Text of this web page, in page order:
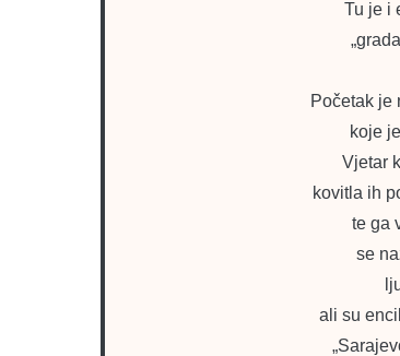
Tu je i
Početak je
koje
Vjetar
kovitla ih
te ga
se
ali su